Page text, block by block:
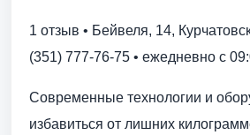
1 отзыв • Бейвеля, 14,
(351) 777-76-75 • ежедневно с
Современные технологии и
избавиться от лишних